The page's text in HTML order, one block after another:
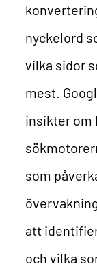
nyckelord
vilka sidor
mest.
insikter om
som
att
och vilka